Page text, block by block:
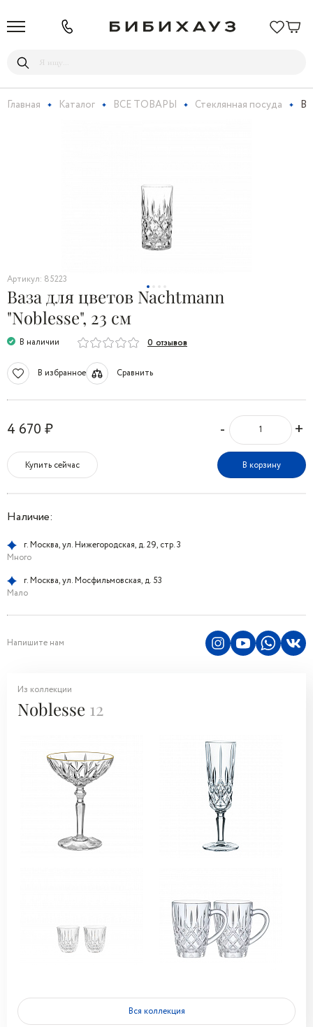
Главная Каталог ВСЕ ТОВАРЫ Стеклянная посуда
Артикул: 85223
Ваза для цветов Nachtmann
"Noblesse", 23 см
В наличии 0 отзывов
В избранное Сравнить
4 670 ₽ - +
Купить сейчас В корзину
Наличие:
г. Москва, ул. Нижегородская, д. 29, стр. 3
Много
г. Москва, ул. Мосфильмовская, д. 53
Мало
Напишите нам
Из коллекции
Noblesse 12
Вся коллекция